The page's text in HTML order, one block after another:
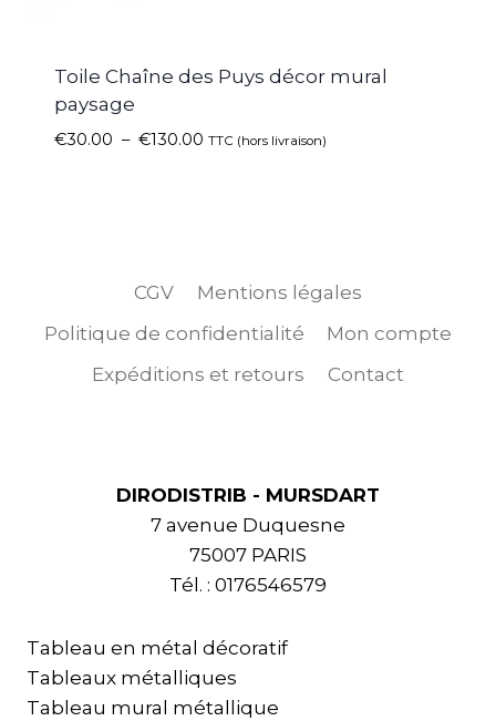
Toile Chaîne des Puys décor mural
paysage
€30.00 – €130.00 TTC (hors livraison)
CGV
Mentions légales
Politique de confidentialité
Mon compte
Expéditions et retours
Contact
DIRODISTRIB - MURSDART
7 avenue Duquesne
75007 PARIS
Tél. : 0176546579
Tableau en métal décoratif
Tableaux métalliques
Tableau mural métallique